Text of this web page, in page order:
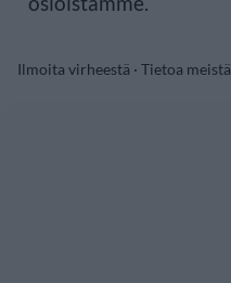
Ilmoita virheestä · Tietoa meistä